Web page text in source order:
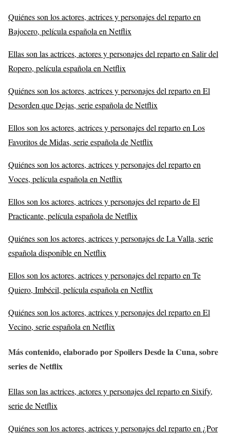
Quiénes son los actores, actrices y personajes del reparto en
Bajocero, película española en Netflix
Ellas son las actrices, actores y personajes del reparto en Salir del
Ropero, película española en Netflix
Quiénes son los actores, actrices y personajes del reparto en El
Desorden que Dejas, serie española de Netflix
Ellos son los actores, actrices y personajes del reparto en Los
Favoritos de Midas, serie española de Netflix
Quiénes son los actores, actrices y personajes del reparto en
Voces, película española en Netflix
Ellos son los actores, actrices y personajes del reparto de El
Practicante, película española de Netflix
Quiénes son los actores, actrices y personajes de La Valla, serie
española disponible en Netflix
Ellos son los actores, actrices y personajes del reparto en Te
Quiero, Imbécil, película española en Netflix
Quiénes son los actores, actrices y personajes del reparto en El
Vecino, serie española en Netflix
Más contenido, elaborado por Spoilers Desde la Cuna, sobre
series de Netflix
Ellas son las actrices, actores y personajes del reparto en Sixify,
serie de Netflix
Quiénes son los actores, actrices y personajes del reparto en ¿Por